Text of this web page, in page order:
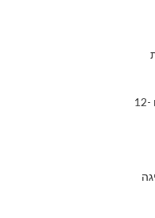
המהדורה החגיגית תכלול שתי פיצות – פיצת דוז פואה צמחונית ופיצת דוז פואה בשרית לשבוע בלבד בין התאריכים 12-